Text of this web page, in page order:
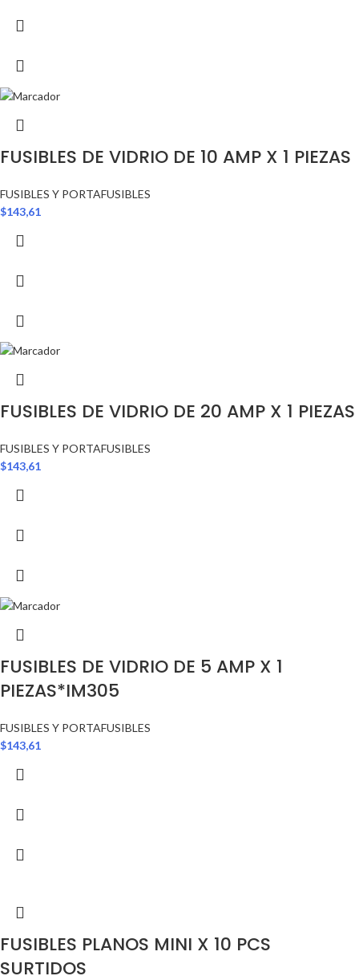
FUSIBLES DE VIDRIO DE 10 AMP X 1 PIEZAS
FUSIBLES Y PORTAFUSIBLES
$143,61
FUSIBLES DE VIDRIO DE 20 AMP X 1 PIEZAS
FUSIBLES Y PORTAFUSIBLES
$143,61
FUSIBLES DE VIDRIO DE 5 AMP X 1
PIEZAS*IM305
FUSIBLES Y PORTAFUSIBLES
$143,61
FUSIBLES PLANOS MINI X 10 PCS
SURTIDOS